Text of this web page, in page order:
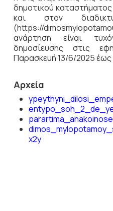
δημοτικού
και στον
(https://
ανάρτηση είναι
δημοσίευσης στις
Παρασκευή 13/6/2025
Αρχεία
x2y